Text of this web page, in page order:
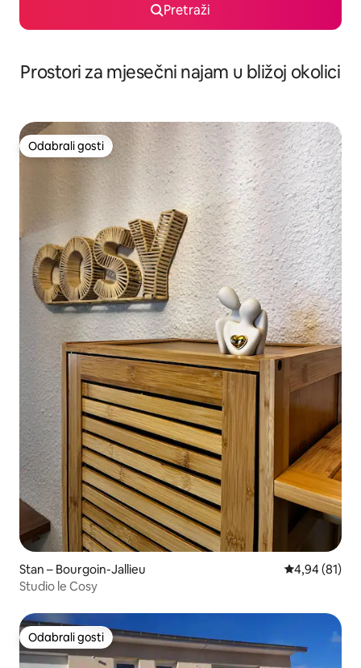
Pretraži
Prostori za mjesečni najam u bližoj okolici
Odabrali gosti
Odabrali gosti
Stan – Bourgoin-Jallieu Prosječna
4,94 (81)
Studio le Cosy
Odabrali gosti
Odabrali gosti